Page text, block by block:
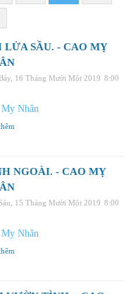
LỬA SẦU. - CAO MỴ
16 Tháng Mười Một 2019 8:00
Mỵ Nhân
NGOÀI. - CAO MỴ
15 Tháng Mười Một 2019 8:00
Mỵ Nhân